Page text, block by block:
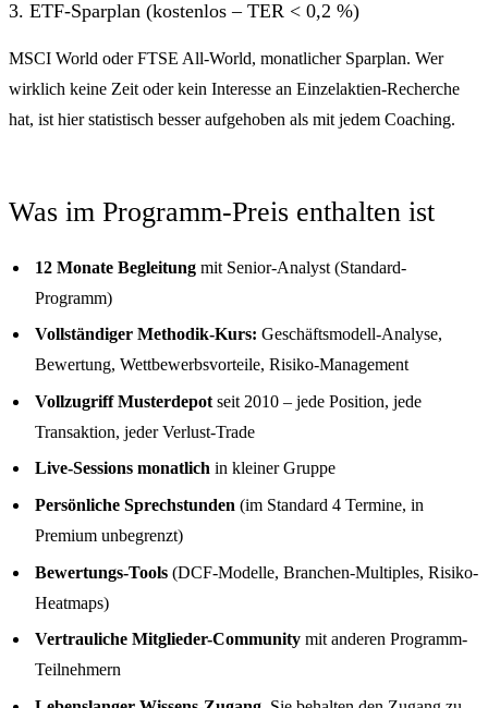
3. ETF-Sparplan (kostenlos – TER < 0,2 %)
MSCI World oder FTSE All-World, monatlicher Sparplan. Wer
wirklich keine Zeit oder kein Interesse an Einzelaktien-Recherche
hat, ist hier statistisch besser aufgehoben als mit jedem Coaching.
Was im Programm-Preis enthalten ist
12 Monate Begleitung mit Senior-Analyst (Standard-
Programm)
Vollständiger Methodik-Kurs: Geschäftsmodell-Analyse,
Bewertung, Wettbewerbsvorteile, Risiko-Management
Vollzugriff Musterdepot seit 2010 – jede Position, jede
Transaktion, jeder Verlust-Trade
Live-Sessions monatlich in kleiner Gruppe
Persönliche Sprechstunden (im Standard 4 Termine, in
Premium unbegrenzt)
Bewertungs-Tools (DCF-Modelle, Branchen-Multiples, Risiko-
Heatmaps)
Vertrauliche Mitglieder-Community mit anderen Programm-
Teilnehmern